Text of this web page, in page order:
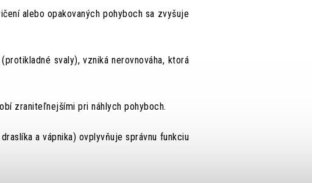
alebo opakovaných pohyboch sa zvyšuje
svaly), vzniká nerovnováha, ktorá
zraniteľnejšími pri náhlych pohyboch.
a vápnika) ovplyvňuje správnu funkciu